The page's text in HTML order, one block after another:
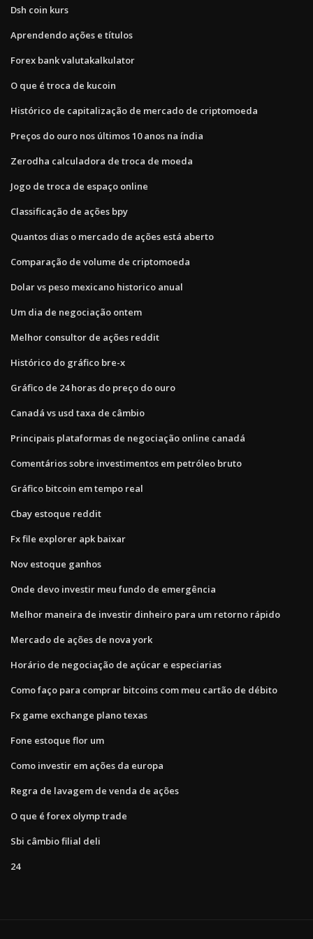
Dsh coin kurs
Aprendendo ações e títulos
Forex bank valutakalkulator
O que é troca de kucoin
Histórico de capitalização de mercado de criptomoeda
Preços do ouro nos últimos 10 anos na índia
Zerodha calculadora de troca de moeda
Jogo de troca de espaço online
Classificação de ações bpy
Quantos dias o mercado de ações está aberto
Comparação de volume de criptomoeda
Dolar vs peso mexicano historico anual
Um dia de negociação ontem
Melhor consultor de ações reddit
Histórico do gráfico bre-x
Gráfico de 24 horas do preço do ouro
Canadá vs usd taxa de câmbio
Principais plataformas de negociação online canadá
Comentários sobre investimentos em petróleo bruto
Gráfico bitcoin em tempo real
Cbay estoque reddit
Fx file explorer apk baixar
Nov estoque ganhos
Onde devo investir meu fundo de emergência
Melhor maneira de investir dinheiro para um retorno rápido
Mercado de ações de nova york
Horário de negociação de açúcar e especiarias
Como faço para comprar bitcoins com meu cartão de débito
Fx game exchange plano texas
Fone estoque flor um
Como investir em ações da europa
Regra de lavagem de venda de ações
O que é forex olymp trade
Sbi câmbio filial deli
24